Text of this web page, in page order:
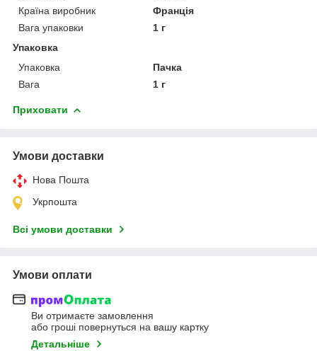
Країна виробник
Франція
Вага упаковки
1 г
Упаковка
Упаковка
Пачка
Вага
1 г
Приховати
Умови доставки
Нова Пошта
Укрпошта
Всі умови доставки
Умови оплати
Ви отримаєте замовлення
або гроші повернуться на вашу картку
Детальніше